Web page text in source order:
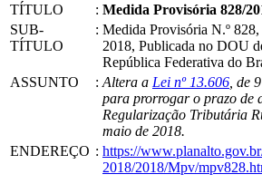
TÍTULO : Medida Provisória 828/
SUB-
TÍTULO
: Medida Provisória N.º
2018, Publicada no DOU
República Federativa do
ASSUNTO
: Altera a Lei nº 13.606 , de
para prorrogar o prazo de
Regularização Tributária
maio de 2018.
ENDEREÇO : https://
2018/2018/Mpv/